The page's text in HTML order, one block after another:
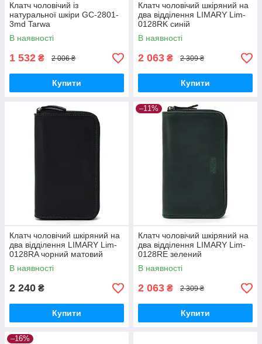
Клатч чоловічий із
натуральної шкіри GC-2801-
3md Tarwa
В наявності
1 532 ₴ 2 006 ₴
Купити
Клатч чоловічий шкіряний на
два відділення LIMARY Lim-
0128RK синій
В наявності
2 063 ₴ 2 309 ₴
Купити
Клатч чоловічий шкіряний на
два відділення LIMARY Lim-
0128RA чорний матовий
В наявності
2 240 ₴
Купити
–11%
Клатч чоловічий шкіряний на
два відділення LIMARY Lim-
0128RE зелений
В наявності
2 063 ₴ 2 309 ₴
Купити
–16%